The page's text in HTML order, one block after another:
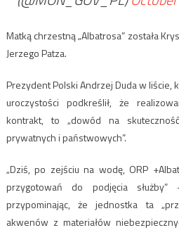
Matką chrzestną „Albatrosa” została
Jerzego Patza.
Prezydent Polski Andrzej Duda w liście,
uroczystości podkreślił, że
kontrakt, to „dowód na
prywatnych i państwowych”.
„Dziś, po zejściu na wodę, ORP
przygotowań do podjęcia
przypominając, że jednostka ta
akwenów z materiałów